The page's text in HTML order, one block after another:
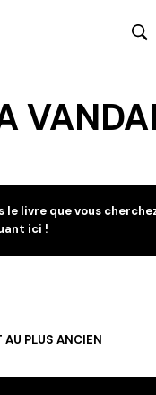
le livre que vous
ici !